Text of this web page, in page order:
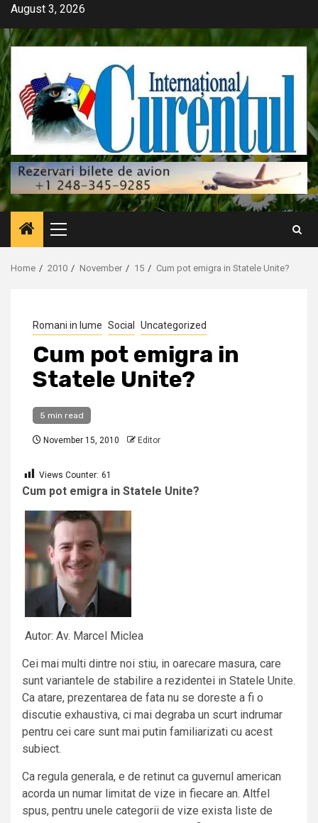
Skip
content
August 3, 2026
Primary
Menu
Home 2010 November 15 Cum pot emigra in Statele Unite?
Romani in lume Social Uncategorized
Cum pot emigra in
Statele Unite?
5 min read
November 15, 2010 Editor
Views Counter: 61
Cum pot emigra in Statele Unite?
Autor: Av. Marcel Miclea
Cei mai multi dintre noi stiu, in oarecare masura, care
sunt variantele de stabilire a rezidentei in Statele Unite.
Ca atare, prezentarea de fata nu se doreste a fi o
discutie exhaustiva, ci mai degraba un scurt indrumar
pentru cei care sunt mai putin familiarizati cu acest
subiect.
Ca regula generala, e de retinut ca guvernul american
acorda un numar limitat de vize in fiecare an. Altfel
spus, pentru unele categorii de vize exista liste de